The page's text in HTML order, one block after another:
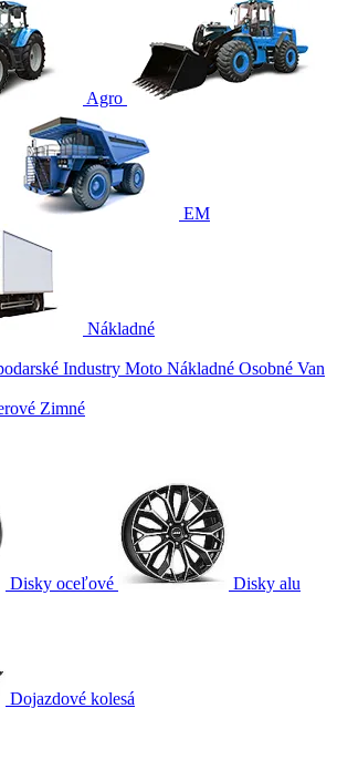
Agro
EM
Nákladné
Industry Moto Nákladné Osobné Van
Zimné
Disky oceľové Disky alu
Dojazdové kolesá